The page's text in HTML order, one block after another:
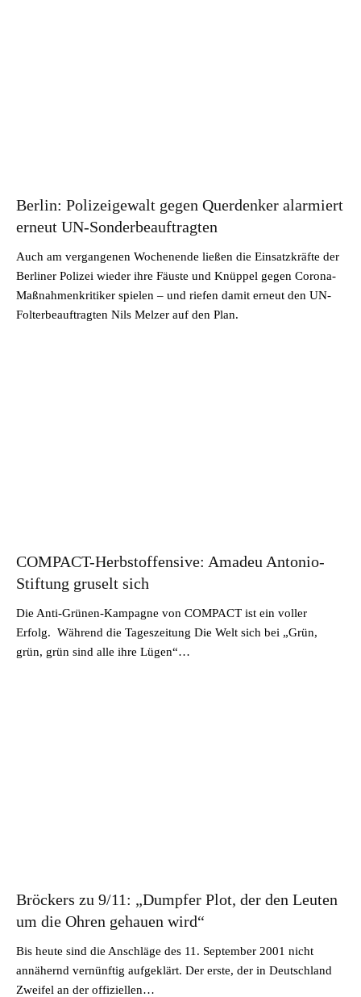
Berlin: Polizeigewalt gegen Querdenker alarmiert
erneut UN-Sonderbeauftragten
Auch am vergangenen Wochenende ließen die Einsatzkräfte der
Berliner Polizei wieder ihre Fäuste und Knüppel gegen Corona-
Maßnahmenkritiker spielen – und riefen damit erneut den UN-
Folterbeauftragten Nils Melzer auf den Plan.
COMPACT-Herbstoffensive: Amadeu Antonio-
Stiftung gruselt sich
Die Anti-Grünen-Kampagne von COMPACT ist ein voller
Erfolg. Während die Tageszeitung Die Welt sich bei „Grün,
grün, grün sind alle ihre Lügen“…
Bröckers zu 9/11: „Dumpfer Plot, der den Leuten
um die Ohren gehauen wird“
Bis heute sind die Anschläge des 11. September 2001 nicht
annähernd vernünftig aufgeklärt. Der erste, der in Deutschland
Zweifel an der offiziellen…